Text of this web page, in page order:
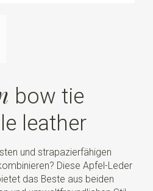
bow tie
leather
und strapazierfähigen
Diese Apfel-Leder
das Beste aus beiden